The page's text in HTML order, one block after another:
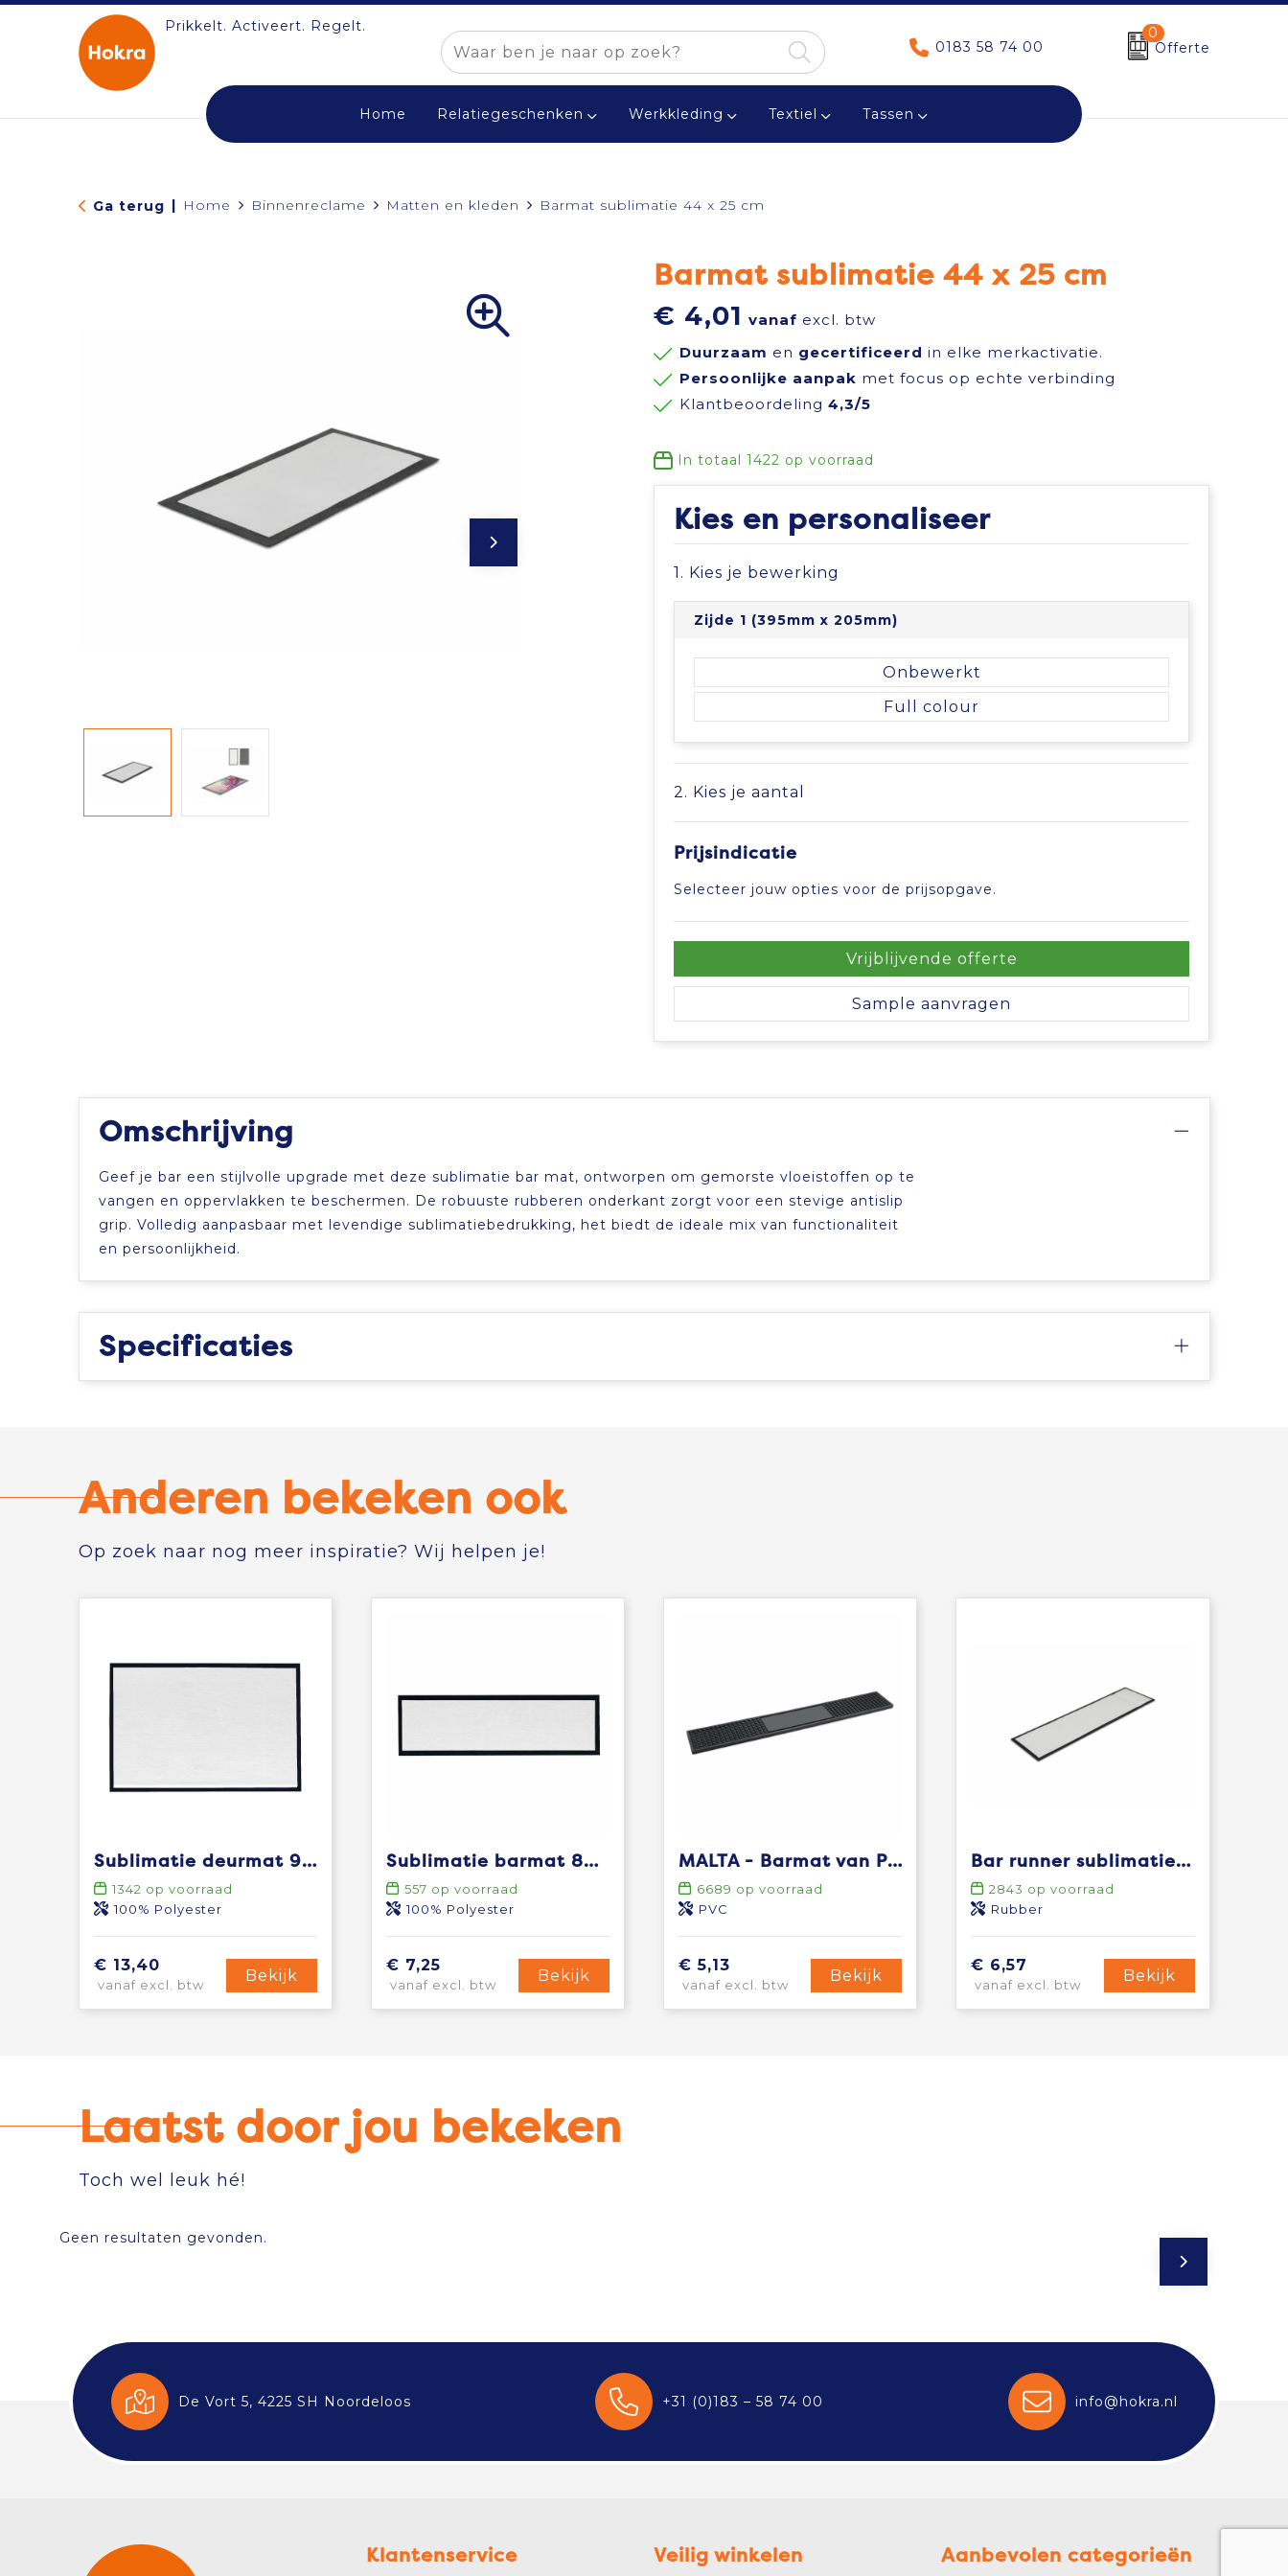
Prikkelt. Activeert. Regelt.
0183 58 74 00
0
Offerte
Home Relatiegeschenken Werkkleding Textiel Tassen
Ga terug | Home Binnenreclame Matten en kleden Barmat sublimatie 44 x 25 cm
Barmat sublimatie 44 x 25 cm
€ 4,01 vanaf excl. btw
Duurzaam en gecertificeerd in elke merkactivatie.
Persoonlijke aanpak met focus op echte verbinding
Klantbeoordeling 4,3/5
In totaal 1422 op voorraad
Kies en personaliseer
1. Kies je bewerking
Zijde 1 (395mm x 205mm)
Onbewerkt
Full colour
2. Kies je aantal
Prijsindicatie
Selecteer jouw opties voor de prijsopgave.
Vrijblijvende offerte
Sample aanvragen
Omschrijving
Geef je bar een stijlvolle upgrade met deze sublimatie bar mat, ontworpen om gemorste vloeistoffen op te
vangen en oppervlakken te beschermen. De robuuste rubberen onderkant zorgt voor een stevige antislip
grip. Volledig aanpasbaar met levendige sublimatiebedrukking, het biedt de ideale mix van functionaliteit
en persoonlijkheid.
Specificaties
Anderen bekeken ook
Op zoek naar nog meer inspiratie? Wij helpen je!
Sublimatie deurmat 90x60 cm
1342 op voorraad
100% Polyester
€ 13,40
vanaf excl. btw
Bekijk
Sublimatie barmat 88x25 cm
557 op voorraad
100% Polyester
€ 7,25
vanaf excl. btw
Bekijk
MALTA - Barmat van PVC
6689 op voorraad
PVC
€ 5,13
vanaf excl. btw
Bekijk
Bar runner sublimatie 88 x 25 cm
2843 op voorraad
Rubber
€ 6,57
vanaf excl. btw
Bekijk
Laatst door jou bekeken
Toch wel leuk hé!
Geen resultaten gevonden.
De Vort 5, 4225 SH Noordeloos +31 (0)183 – 58 74 00 info@hokra.nl
Klantenservice Veilig winkelen Aanbevolen categorieën